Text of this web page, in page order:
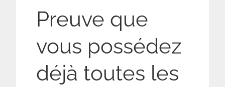
Preuve que
vous possédez
déjà toutes les